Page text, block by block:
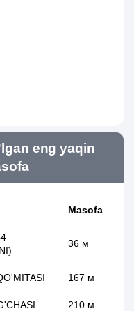
eng yaqin
Masofa
36 м
167 м
210 м